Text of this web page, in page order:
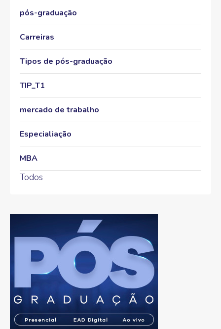
pós-graduação
Carreiras
Tipos de pós-graduação
TIP_T1
mercado de trabalho
Especialiação
MBA
Todos